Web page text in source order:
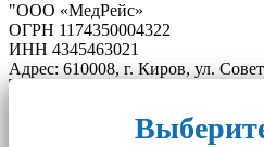
"ООО «МедРейс»
ОГРН 1174350004322
ИНН 4345463021
Адрес: 610008, г. Киров, ул.